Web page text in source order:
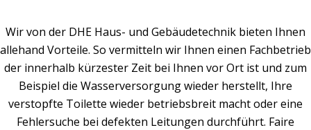
Wir von der DHE Haus- und Gebäudetechnik bieten Ihnen
allehand Vorteile. So vermitteln wir Ihnen einen Fachbetrieb
der innerhalb kürzester Zeit bei Ihnen vor Ort ist und zum
Beispiel die Wasserversorgung wieder herstellt, Ihre
verstopfte Toilette wieder betriebsbreit macht oder eine
Fehlersuche bei defekten Leitungen durchführt. Faire